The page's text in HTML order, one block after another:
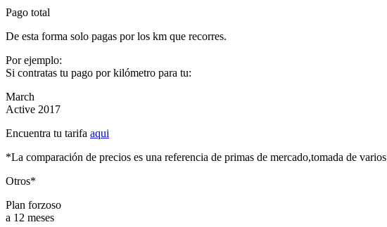
Pago total
De esta forma solo pagas por los km que recorres.
Por ejemplo:
Si contratas tu pago por kilómetro para tu:
March
Active 2017
Encuentra tu tarifa aqui
*La comparación de precios es una referencia de primas de mercado,tomada de
Otros*
Plan forzoso
a 12 meses